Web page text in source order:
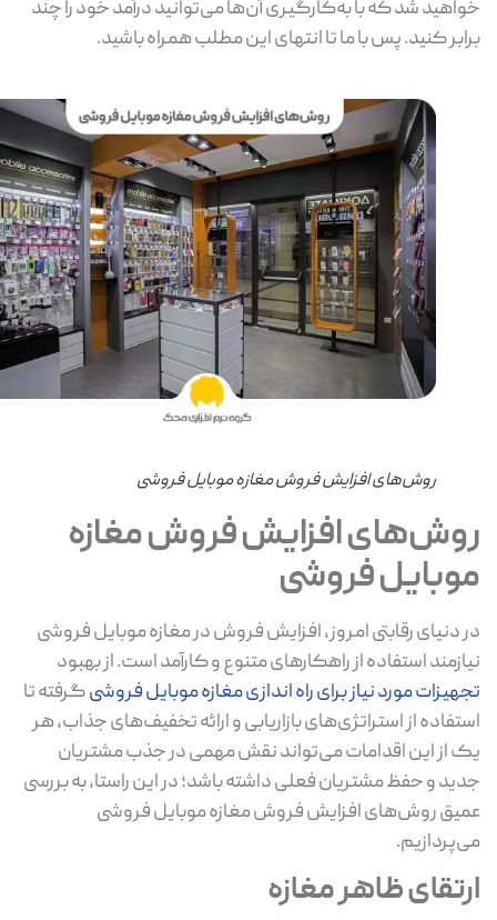
شد که با به‌کارگیری آن‌ها می‌توانید درآمد خود را چند
کنید. پس با ما تا انتهای این مطلب همراه باشید.
روش‌های افزایش فروش مغازه موبایل فروشی
افزایش فروش مغازه
فروشی
دنیای رقابتی امروز، افزایش فروش در مغازه موبایل فروشی
استفاده از راهکارهای متنوع و کارآمد است. از بهبود
مورد نیاز برای راه اندازی مغازه موبایل فروشیگرفته تا
از استراتژی‌های بازاریابی و ارائه تخفیف‌های جذاب، هر
از این اقدامات می‌تواند نقش مهمی در جذب مشتریان
و حفظ مشتریان فعلی داشته باشد؛ در این راستا، به بررسی
روش‌های افزایش فروش مغازه موبایل فروشی
ظاهر مغازه